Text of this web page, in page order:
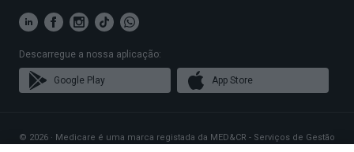
Descarregue a nossa aplicação:
Google Play App Store
© 2026 · Medicare é uma marca registada da MED&CR - Serviços de Gestão